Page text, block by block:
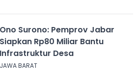
Ono Surono: Pemprov Jabar
Siapkan Rp80 Miliar Bantu
Infrastruktur Desa
JAWA BARAT